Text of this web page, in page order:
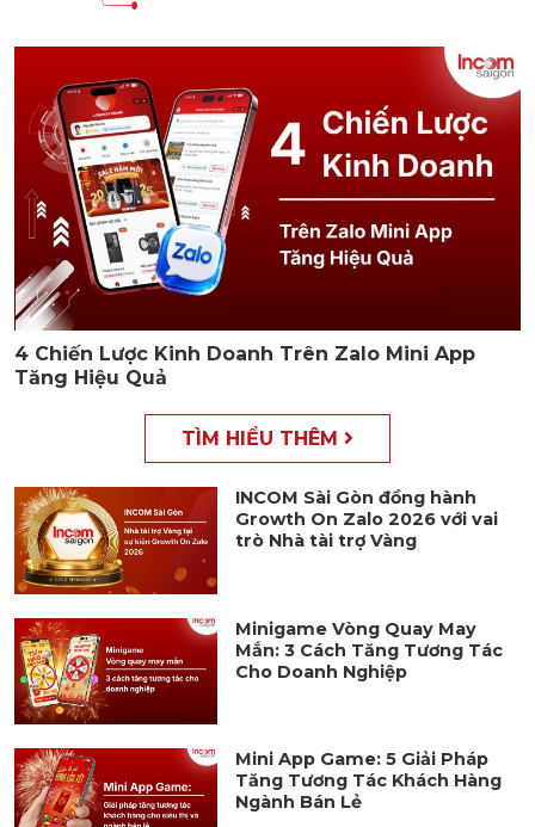
4 Chiến Lược Kinh Doanh Trên Zalo Mini App
Tăng Hiệu Quả
TÌM HIỂU THÊM
INCOM Sài Gòn đồng hành
Growth On Zalo 2026 với vai
trò Nhà tài trợ Vàng
Minigame Vòng Quay May
Mắn: 3 Cách Tăng Tương Tác
Cho Doanh Nghiệp
Mini App Game: 5 Giải Pháp
Tăng Tương Tác Khách Hàng
Ngành Bán Lẻ